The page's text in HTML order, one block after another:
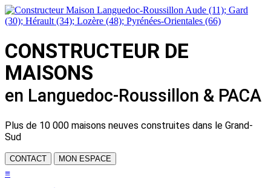
CONSTRUCTEUR DE
MAISONS
en Languedoc-Roussillon & PACA
Plus de 10 000 maisons neuves construites dans le Grand-
Sud
CONTACT MON ESPACE
≡